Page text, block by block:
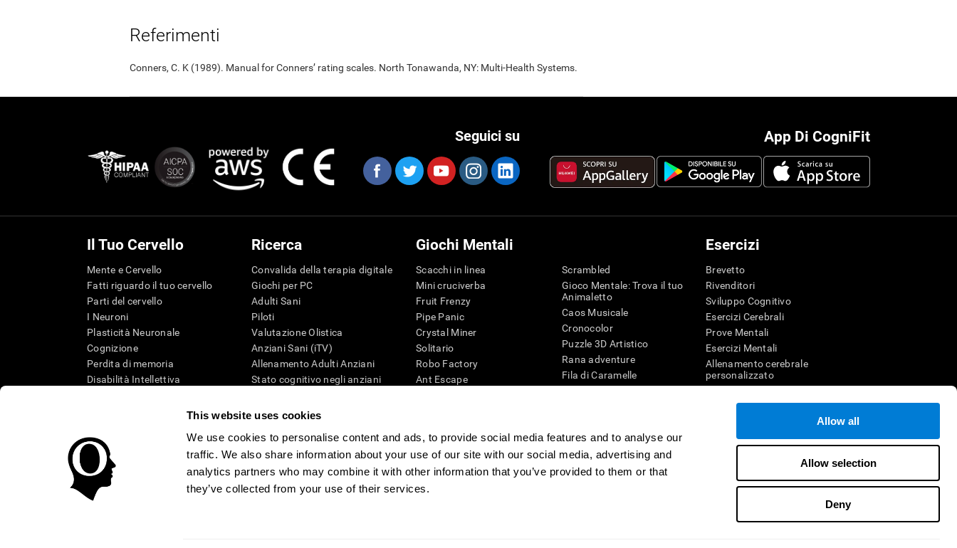
This website uses cookies
We use cookies to personalise content and ads, to provide social media features and to analyse our
traffic. We also share information about your use of our site with our social media, advertising and
analytics partners who may combine it with other information that you’ve provided to them or that
they’ve collected from your use of their services.
Allow all
Allow selection
Deny
Referimenti
Conners, C. K (1989). Manual for Conners’ rating scales. North Tonawanda, NY: Multi-Health Systems.
App Di CogniFit
Seguici su
Il Tuo Cervello
Mente e Cervello
Fatti riguardo il tuo cervello
Parti del cervello
I Neuroni
Plasticità Neuronale
Cognizione
Perdita di memoria
Disabilità Intellettiva
Ricerca
Convalida della terapia digitale
Giochi per PC
Adulti Sani
Piloti
Valutazione Olistica
Anziani Sani (iTV)
Allenamento Adulti Anziani
Stato cognitivo negli anziani
Tassonomia SG4D
Giochi Mentali
Scacchi in linea
Mini cruciverba
Fruit Frenzy
Pipe Panic
Crystal Miner
Solitario
Robo Factory
Ant Escape
Caos Matematico
Gara di Biglie
Tennis Melodico
Scrambled
Gioco Mentale: Trova il tuo
Animaletto
Caos Musicale
Cronocolor
Puzzle 3D Artistico
Rana adventure
Fila di Caramelle
Giochi di intelligenza
Giochi Online per la memoria
Giochi Mentali
Esercizi
Brevetto
Rivenditori
Sviluppo Cognitivo
Esercizi Cerebrali
Prove Mentali
Esercizi Mentali
Allenamento cerebrale
personalizzato
Divertenti giochi di matematica
Comprensione della lettura
Bambini dotati
Dichiarazione di accessibilità